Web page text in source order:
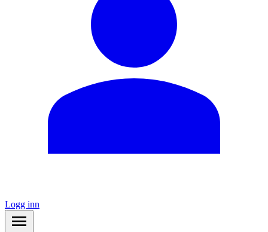
Logg inn